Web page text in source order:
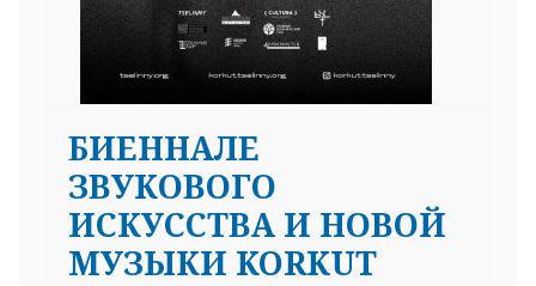
БИЕННАЛЕ
ЗВУКОВОГО
ИСКУССТВА И НОВОЙ
МУЗЫКИ KORKUT